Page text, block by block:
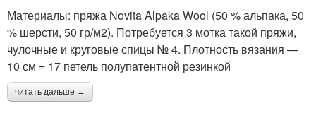
Материалы: пряжа Novita Alpaka Wool (50 % альпака, 50
% шерсти, 50 гр/м2). Потребуется 3 мотка такой пряжи,
чулочные и круговые спицы № 4. Плотность вязания —
10 см = 17 петель полупатентной резинкой
читать дальше →